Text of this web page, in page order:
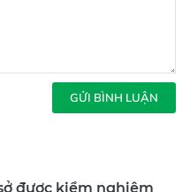
GỬI BÌNH LUẬN
được kiểm nghiệm